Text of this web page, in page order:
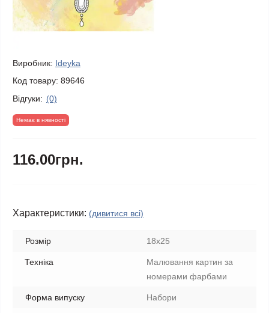
Виробник: Ideyka
Код товару: 89646
Відгуки: (0)
Немає в нявності
116.00грн.
Характеристики: (дивитися всі)
Розмір 18х25
Техніка
Малювання картин за
номерами фарбами
Форма випуску Набори